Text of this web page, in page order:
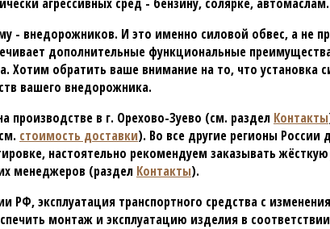
внедорожников. И это именно силовой обвес, а не
дополнительные функциональные
обратить ваше внимание на то, что установка
вашего внедорожника.
производстве в г. Орехово-Зуево (см. раздел Контакты
стоимость доставки). Во все другие регионы России
настоятельно рекомендуем заказывать
менеджеров (раздел Контакты).
эксплуатация транспортного средства с
монтаж и эксплуатацию изделия в